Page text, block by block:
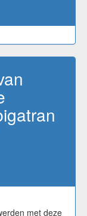
met deze